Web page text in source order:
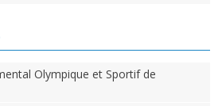
Olympique et Sportif de